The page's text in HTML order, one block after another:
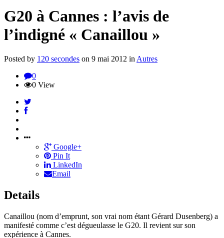
G20 à Cannes : l’avis de
l’indigné « Canaillou »
Posted by 120 secondes on 9 mai 2012 in Autres
0
0 View
Google+
Pin It
LinkedIn
Email
Details
Canaillou (nom d’emprunt, son vrai nom étant Gérard Dusenberg) a
manifesté comme c’est dégueulasse le G20. Il revient sur son
expérience à Cannes.